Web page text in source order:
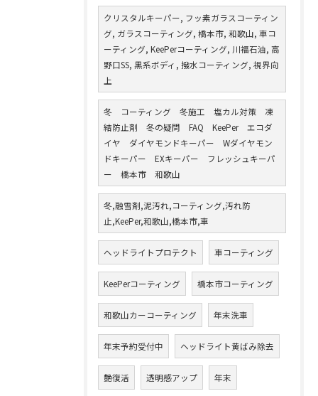
クリスタルキーパー, フッ素ガラスコーティン
グ, ガラスコーティング, 橋本市, 和歌山, 車コ
ーティング, KeePerコーティング, 川福石油, 高
野口SS, 黒系ボディ, 撥水コーティング, 視界向
上
冬 コーティング 冬施工 塩カル対策 凍
結防止剤 冬の疑問 FAQ KeePer エコダ
イヤ ダイヤモンドキーパー Wダイヤモン
ドキーパー EXキーパー フレッシュキーパ
ー 橋本市 和歌山
冬,融雪剤,泥汚れ,コーティング,汚れ防
止,KeePer,和歌山,橋本市,車
ヘッドライトプロテクト 車コーティング
KeePerコーティング 橋本市コーティング
和歌山カーコーティング 年末洗車
年末予約受付中 ヘッドライト黄ばみ除去
艶復活 透明感アップ 年末